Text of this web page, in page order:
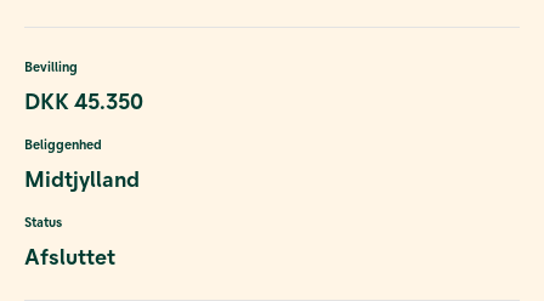
Bevilling
DKK 45.350
Beliggenhed
Midtjylland
Status
Afsluttet